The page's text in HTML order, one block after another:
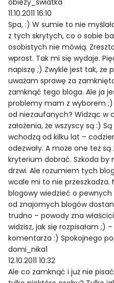
obiezy_swiatka
11.10.2011 16:10
Spa, :) W sumie to nie
z tych skrytych, co o sobie
osobistych nie mówią.
wprost. Tak mi się wydaje.
napiszę ;) Zwykle jest tak, że
uważam sprawę za
zamknąć tego bloga. Ale ja
problemy mam z wyborem
od niezaufanych? Widząc w
założenia, że wszyscy są :)
wchodzą od kilku lat –
odezwały. A może one też
kryterium dobrać. Szkoda by
drzwi. Ale rozumiem tych
wcale mi to nie przeszkadza.
blogowy wiedzieć o
od znajomych blogów
trudno – powody zna
widzisz, jak się rozpisałam ;)
komentarza :) Spokojnego
domi_nika1
12.10.2011 10:32
Ale co zamknąć i już nie